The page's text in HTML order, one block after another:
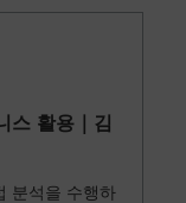
스 활용 ｜김
분석을 수행하